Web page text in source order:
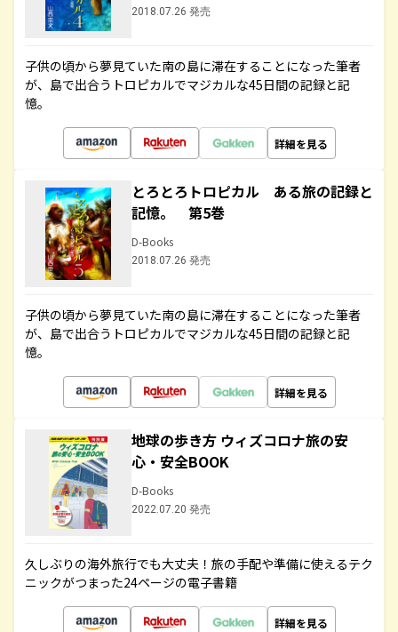
2018.07.26 発売
子供の頃から夢見ていた南の島に滞在することになった筆者
が、島で出合うトロピカルでマジカルな45日間の記録と記
憶。
詳細を見る
とろとろトロピカル ある旅の記録と
記憶。 第5巻
D-Books
2018.07.26 発売
子供の頃から夢見ていた南の島に滞在することになった筆者
が、島で出合うトロピカルでマジカルな45日間の記録と記
憶。
詳細を見る
地球の歩き方 ウィズコロナ旅の安
心・安全BOOK
D-Books
2022.07.20 発売
久しぶりの海外旅行でも大丈夫！旅の手配や準備に使えるテク
ニックがつまった24ページの電子書籍
詳細を見る